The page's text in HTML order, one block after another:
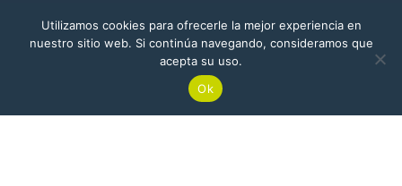
53 # 80-198, Of. 1904
Utilizamos cookies para ofrecerle la mejor experiencia en
nuestro sitio web. Si continúa navegando, consideramos que
acepta su uso.
Ok